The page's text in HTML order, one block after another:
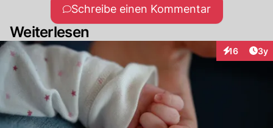
Schreibe einen Kommentar
Weiterlesen
16 3y